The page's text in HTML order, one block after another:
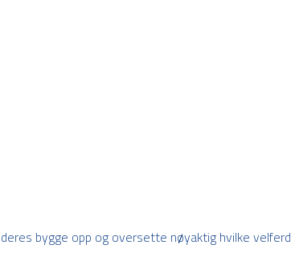
bygge opp og oversette nøyaktig hvilke velferd